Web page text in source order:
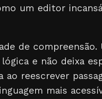
um editor
de
e não deixa
ao reescrever
mais